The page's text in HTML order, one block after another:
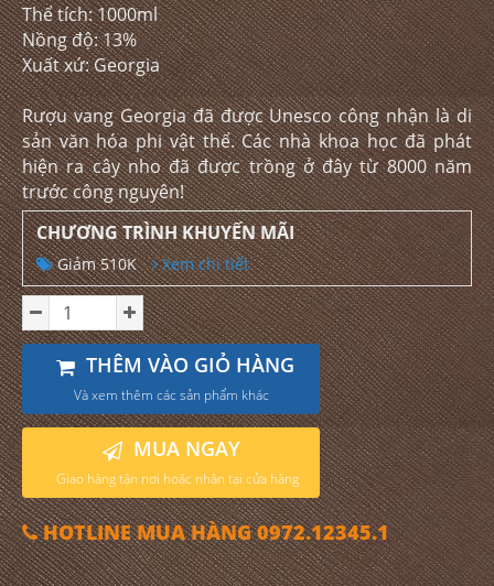
Thể tích: 1000ml
Nồng độ: 13%
Xuất xứ: Georgia
Rượu vang Georgia đã được Unesco công nhận là di
sản văn hóa phi vật thể. Các nhà khoa học đã phát
hiện ra cây nho đã được trồng ở đây từ 8000 năm
trước công nguyên!
CHƯƠNG TRÌNH KHUYẾN MÃI
Giảm 510K Xem chi tiết
THÊM VÀO GIỎ HÀNG
Và xem thêm các sản phẩm khác
MUA NGAY
Giao hàng tận nơi hoặc nhận tại cửa hàng
HOTLINE MUA HÀNG 0972.12345.1